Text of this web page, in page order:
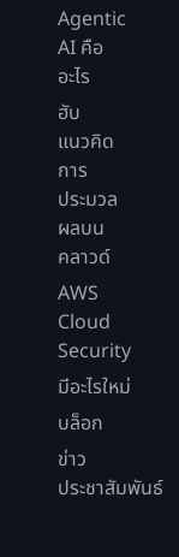
Agentic
AI คือ
อะไร
ฮับ
แนวคิด
การ
ประมวล
ผลบน
คลาวด์
AWS
Cloud
Security
มีอะไรใหม่
บล็อก
ข่าว
ประชาสัมพันธ์